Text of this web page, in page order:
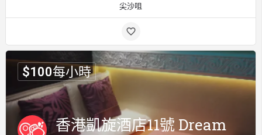
尖沙咀
香港凱旋酒店11號 Dream
$100每小時